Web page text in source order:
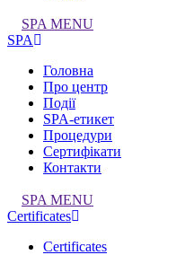
SPA MENU
SPA
Головна
Про центр
Події
SPA-етикет
Процедури
Сертифікати
Контакти
SPA MENU
Certificates
Certificates